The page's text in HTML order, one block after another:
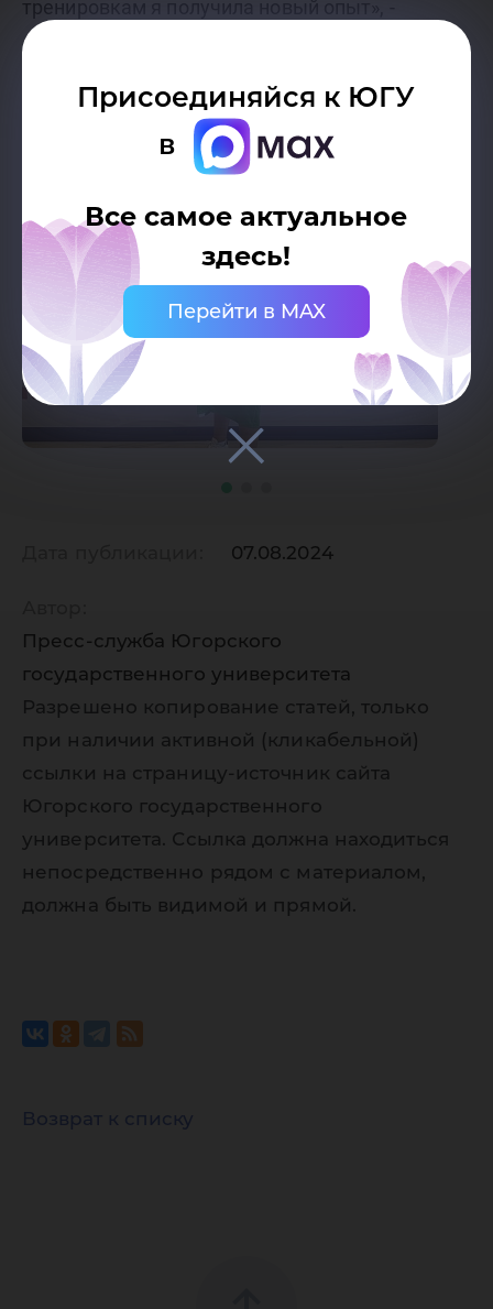
Присоединяйся к ЮГУ
в
Все самое актуальное
здесь!
Перейти в MAX
тренировкам я получила новый опыт», -
рассказала Ольга.
07.08.2024
Пресс-служба Югорского
государственного университета
Разрешено копирование статей, только
при наличии активной (кликабельной)
ссылки на страницу-источник сайта
Югорского государственного
университета. Ссылка должна находиться
непосредственно рядом с материалом,
должна быть видимой и прямой.
Возврат к списку